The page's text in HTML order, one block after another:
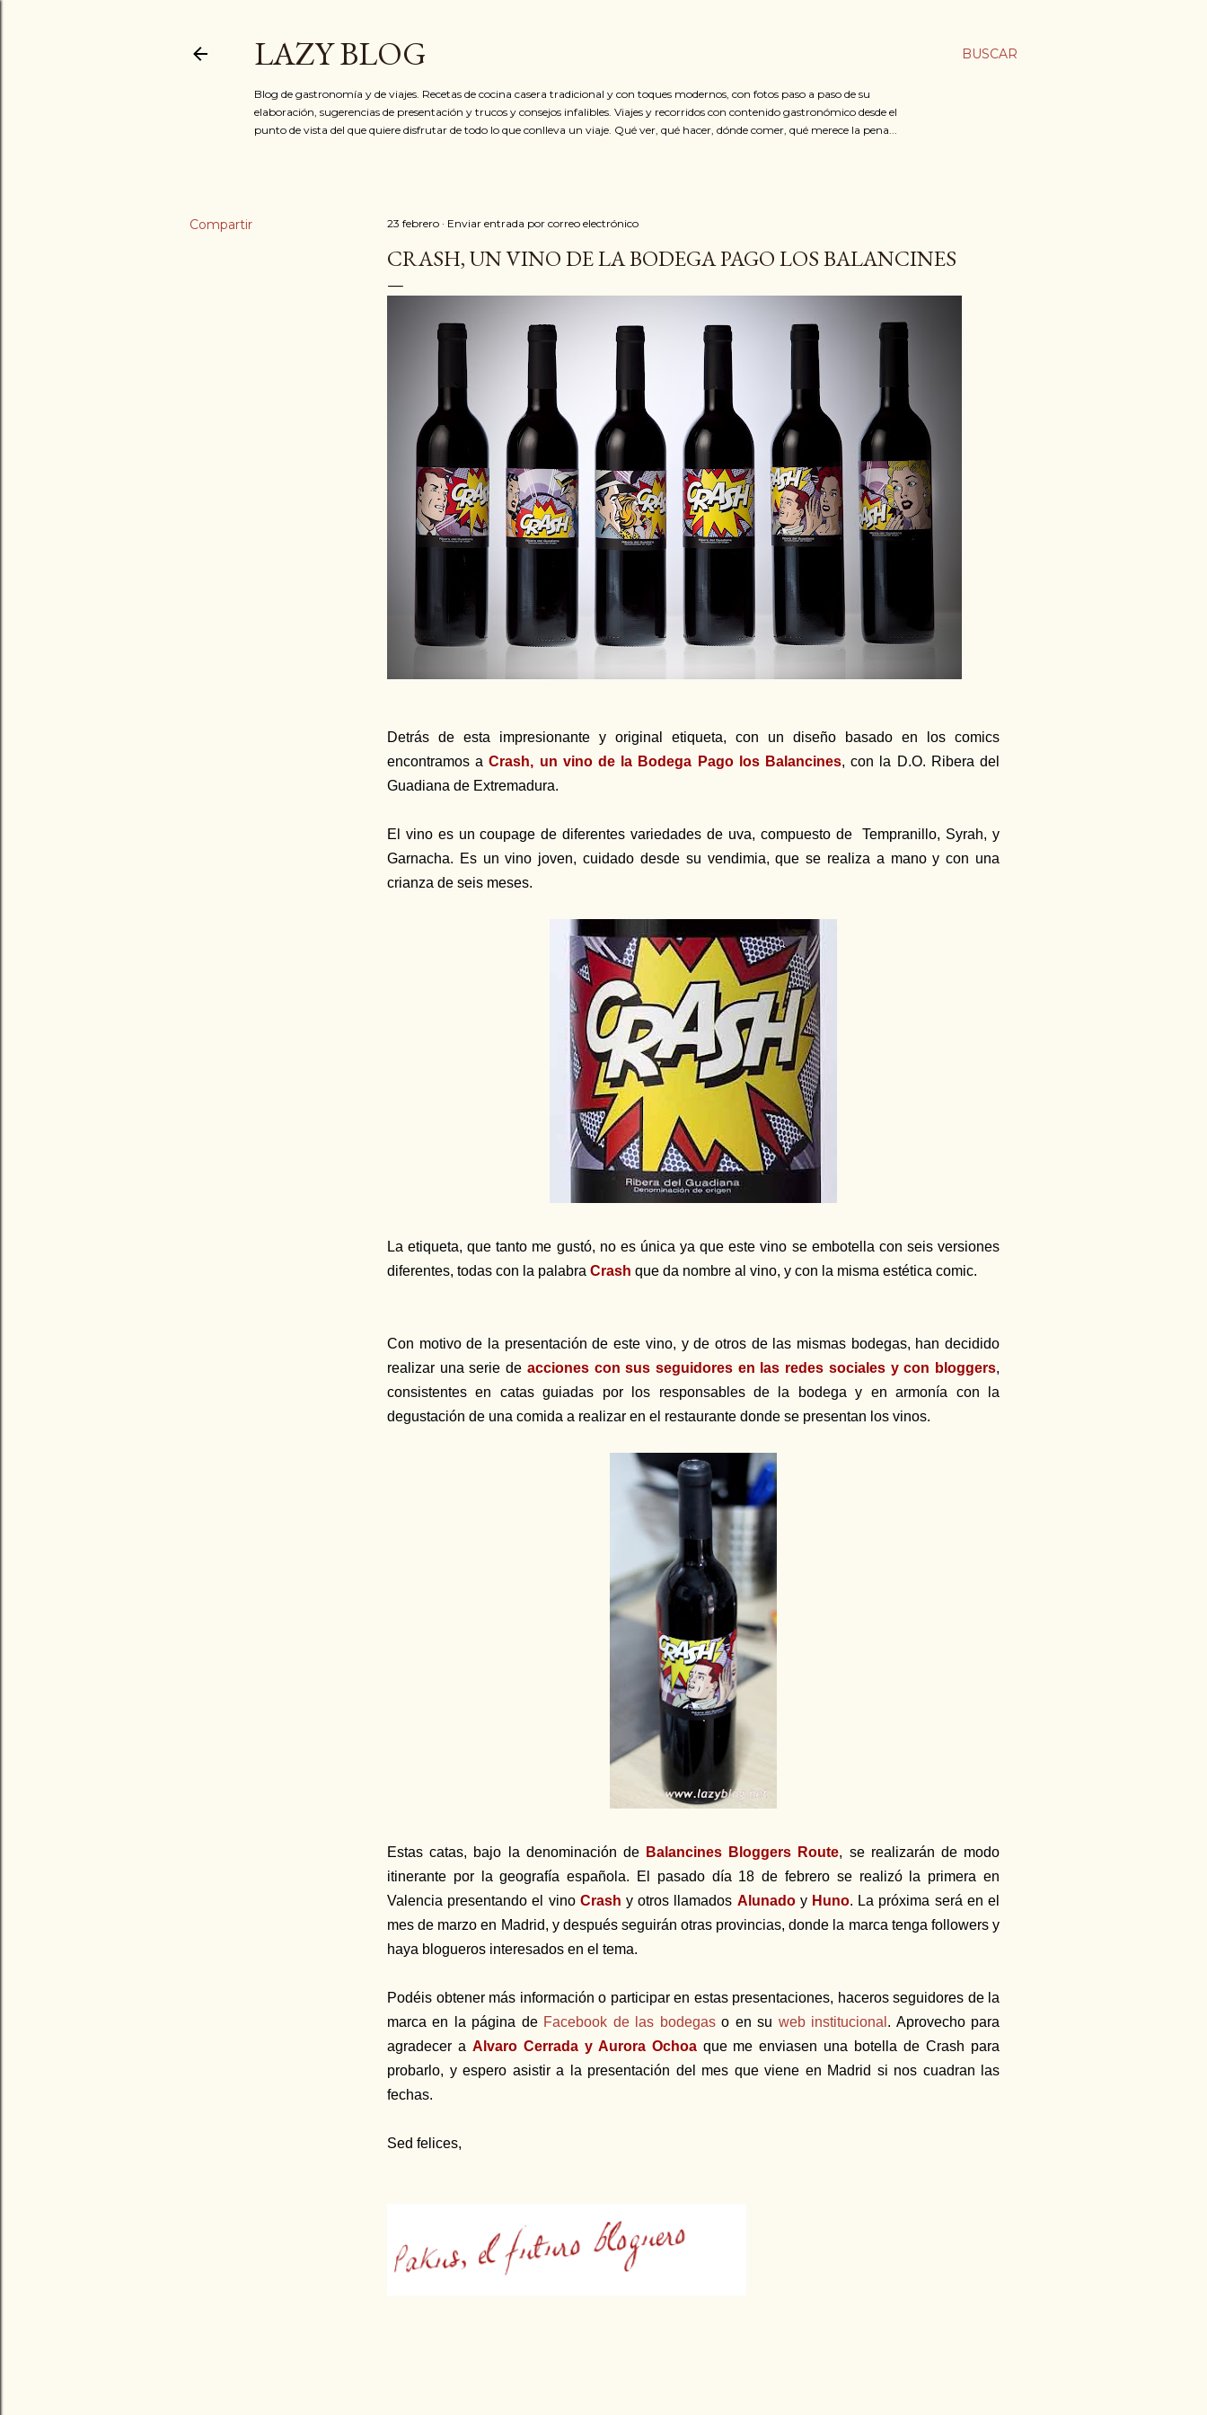
BUSCAR
LAZY BLOG
Blog de gastronomía y de viajes. Recetas de cocina casera tradicional y con toques modernos, con fotos paso a paso de su
elaboración, sugerencias de presentación y trucos y consejos infalibles. Viajes y recorridos con contenido gastronómico desde el
punto de vista del que quiere disfrutar de todo lo que conlleva un viaje. Qué ver, qué hacer, dónde comer, qué merece la pena...
Compartir 23 febrero Enviar entrada por correo electrónico
CRASH, UN VINO DE LA BODEGA PAGO LOS BALANCINES
Detrás de esta impresionante y original etiqueta, con un diseño basado en los comics
encontramos aCrash, un vino de la Bodega Pago los Balancines, con la D.O. Ribera del
Guadiana de Extremadura.
El vino es un coupage de diferentes variedades de uva, compuesto de Tempranillo, Syrah, y
Garnacha. Es un vino joven, cuidado desde su vendimia, que se realiza a mano y con una
crianza de seis meses.
La etiqueta, que tanto me gustó, no es única ya que este vino se embotella con seis versiones
diferentes, todas con la palabra Crash que da nombre al vino, y con la misma estética comic.
Con motivo de la presentación de este vino, y de otros de las mismas bodegas, han decidido
realizar una serie de acciones con sus seguidores en las redes sociales y con bloggers,
consistentes en catas guiadas por los responsables de la bodega y en armonía con la
degustación de una comida a realizar en el restaurante donde se presentan los vinos.
Estas catas, bajo la denominación de Balancines Bloggers Route, se realizarán de modo
itinerante por la geografía española. El pasado día 18 de febrero se realizó la primera en
Valencia presentando el vino Crashy otros llamados Alunado y Huno. La próxima será en el
mes de marzo en Madrid, y después seguirán otras provincias, donde la marca tenga followers y
haya blogueros interesados en el tema.
Podéis obtener más información o participar en estas presentaciones, haceros seguidores de la
marca en la página de Facebook de las bodegaso en su web institucional . Aprovecho para
agradecer a Alvaro Cerrada y Aurora Ochoaque me enviasen una botella de Crash para
probarlo, y espero asistir a la presentación del mes que viene en Madrid si nos cuadran las
fechas.
Sed felices,